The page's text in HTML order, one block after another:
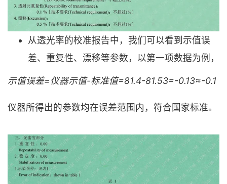
从透光率的校准报告中，我们可以看到示值误
差、重复性、漂移等参数，以第一项数据为例，
示值误差=仪器示值-标准值=81.4-81.53=-0.13≈-0.1
仪器所得出的参数均在误差范围内，符合国家标准。